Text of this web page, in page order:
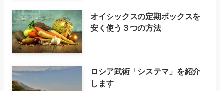
オイシックスの定期ボックスを
安く使う３つの方法
ロシア武術「システマ」を紹介
します